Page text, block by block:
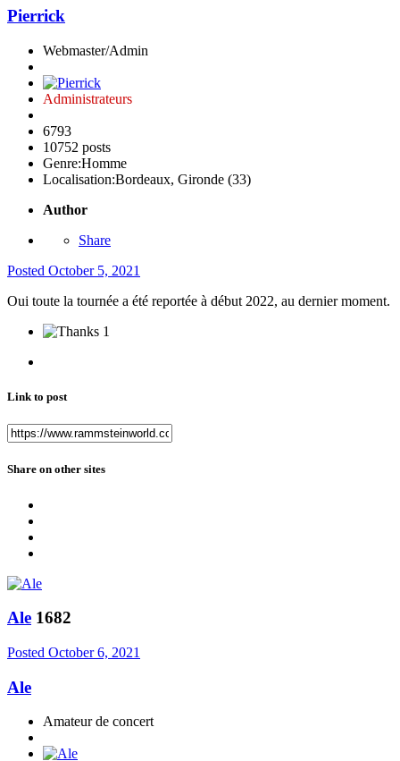
Pierrick
Webmaster/Admin
Administrateurs
6793
10752 posts
Genre:Homme
Localisation:Bordeaux, Gironde (33)
Author
Share
Posted October 5, 2021
Oui toute la tournée a été reportée à début 2022, au dernier moment.
1
Link to post
Share on other sites
Ale 1682
Posted October 6, 2021
Ale
Amateur de concert